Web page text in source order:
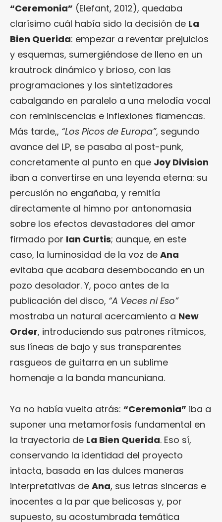
“Ceremonia” (Elefant, 2012), quedaba
clarísimo cuál había sido la decisión de La
Bien Querida: empezar a reventar prejuicios
y esquemas, sumergiéndose de lleno en un
krautrock dinámico y brioso, con las
programaciones y los sintetizadores
cabalgando en paralelo a una melodía vocal
con reminiscencias e inflexiones flamencas.
Más tarde,, “Los Picos de Europa”, segundo
avance del LP, se pasaba al post-punk,
concretamente al punto en que Joy Division
iban a convertirse en una leyenda eterna: su
percusión no engañaba, y remitía
directamente al himno por antonomasia
sobre los efectos devastadores del amor
firmado por Ian Curtis; aunque, en este
caso, la luminosidad de la voz de Ana
evitaba que acabara desembocando en un
pozo desolador. Y, poco antes de la
publicación del disco, “A Veces ni Eso”
mostraba un natural acercamiento a New
Order, introduciendo sus patrones rítmicos,
sus líneas de bajo y sus transparentes
rasgueos de guitarra en un sublime
homenaje a la banda mancuniana.
Ya no había vuelta atrás: “Ceremonia” iba a
suponer una metamorfosis fundamental en
la trayectoria de La Bien Querida. Eso sí,
conservando la identidad del proyecto
intacta, basada en las dulces maneras
interpretativas de Ana, sus letras sinceras e
inocentes a la par que belicosas y, por
supuesto, su acostumbrada temática